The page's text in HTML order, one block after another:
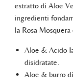
estratto di Aloe
ingredienti
la Rosa
Aloe & Acido
disidratate.
Aloe & burro